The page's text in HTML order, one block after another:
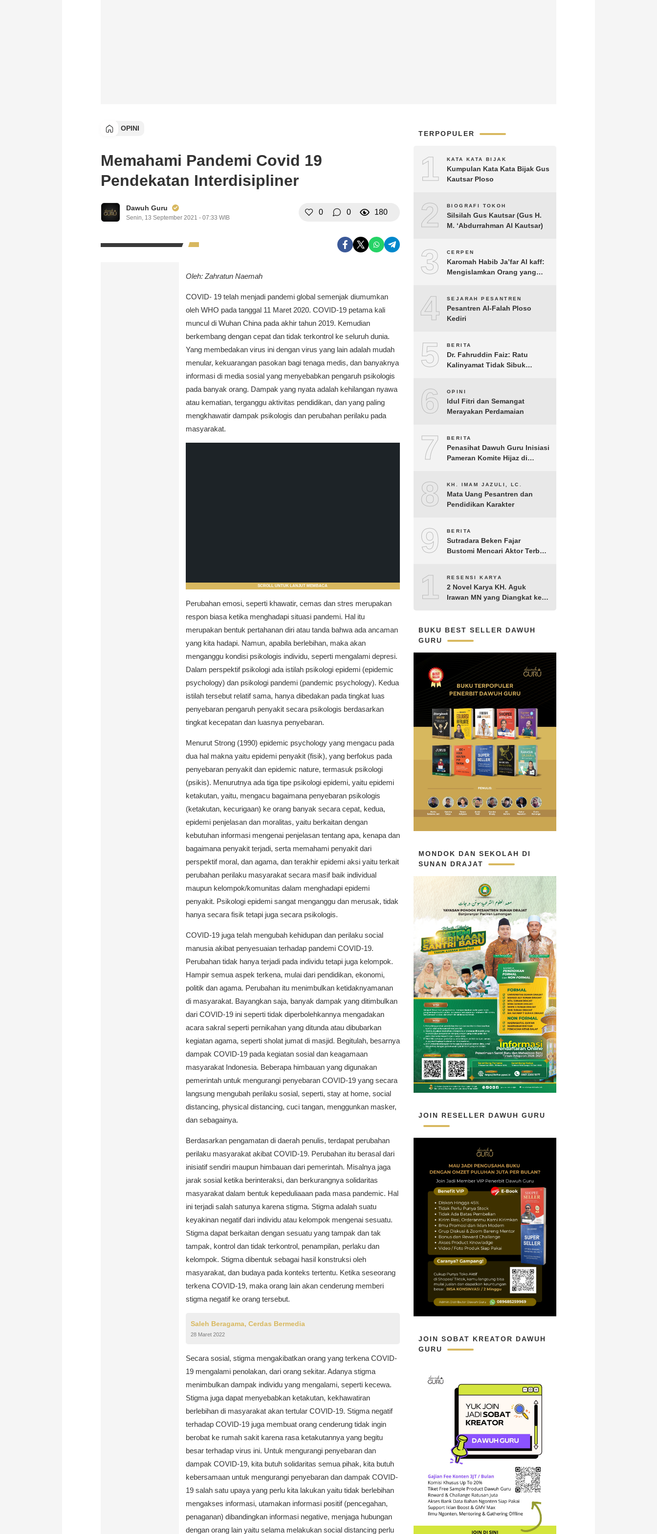
OPINI
Memahami Pandemi Covid 19
Pendekatan Interdisipliner
Dawuh Guru
Senin, 13 September 2021 - 07:33 WIB
0 0 180
Oleh: Zahratun Naemah
COVID- 19 telah menjadi pandemi global semenjak diumumkan
oleh WHO pada tanggal 11 Maret 2020. COVID-19 petama kali
muncul di Wuhan China pada akhir tahun 2019. Kemudian
berkembang dengan cepat dan tidak terkontrol ke seluruh dunia.
Yang membedakan virus ini dengan virus yang lain adalah mudah
menular, kekuarangan pasokan bagi tenaga medis, dan banyaknya
informasi di media sosial yang menyebabkan pengaruh psikologis
pada banyak orang. Dampak yang nyata adalah kehilangan nyawa
atau kematian, terganggu aktivitas pendidikan, dan yang paling
mengkhawatir dampak psikologis dan perubahan perilaku pada
masyarakat.
SCROLL UNTUK LANJUT MEMBACA
Perubahan emosi, seperti khawatir, cemas dan stres merupakan
respon biasa ketika menghadapi situasi pandemi. Hal itu
merupakan bentuk pertahanan diri atau tanda bahwa ada ancaman
yang kita hadapi. Namun, apabila berlebihan, maka akan
menganggu kondisi psikologis individu, seperti mengalami depresi.
Dalam perspektif psikologi ada istilah psikologi epidemi (epidemic
psychology) dan psikologi pandemi (pandemic psychology). Kedua
istilah tersebut relatif sama, hanya dibedakan pada tingkat luas
penyebaran pengaruh penyakit secara psikologis berdasarkan
tingkat kecepatan dan luasnya penyebaran.
Menurut Strong (1990) epidemic psychology yang mengacu pada
dua hal makna yaitu epidemi penyakit (fisik), yang berfokus pada
penyebaran penyakit dan epidemic nature, termasuk psikologi
(psikis). Menurutnya ada tiga tipe psikologi epidemi, yaitu epidemi
ketakutan, yaitu, mengacu bagaimana penyebaran psikologis
(ketakutan, kecurigaan) ke orang banyak secara cepat, kedua,
epidemi penjelasan dan moralitas, yaitu berkaitan dengan
kebutuhan informasi mengenai penjelasan tentang apa, kenapa dan
bagaimana penyakit terjadi, serta memahami penyakit dari
perspektif moral, dan agama, dan terakhir epidemi aksi yaitu terkait
perubahan perilaku masyarakat secara masif baik individual
maupun kelompok/komunitas dalam menghadapi epidemi
penyakit. Psikologi epidemi sangat menganggu dan merusak, tidak
hanya secara fisik tetapi juga secara psikologis.
COVID-19 juga telah mengubah kehidupan dan perilaku social
manusia akibat penyesuaian terhadap pandemi COVID-19.
Perubahan tidak hanya terjadi pada individu tetapi juga kelompok.
Hampir semua aspek terkena, mulai dari pendidikan, ekonomi,
politik dan agama. Perubahan itu menimbulkan ketidaknyamanan
di masyarakat. Bayangkan saja, banyak dampak yang ditimbulkan
dari COVID-19 ini seperti tidak diperbolehkannya mengadakan
acara sakral seperti pernikahan yang ditunda atau dibubarkan
kegiatan agama, seperti sholat jumat di masjid. Begitulah, besarnya
dampak COVID-19 pada kegiatan sosial dan keagamaan
masyarakat Indonesia. Beberapa himbauan yang digunakan
pemerintah untuk mengurangi penyebaran COVID-19 yang secara
langsung mengubah perilaku sosial, seperti, stay at home, social
distancing, physical distancing, cuci tangan, menggunkan masker,
dan sebagainya.
Berdasarkan pengamatan di daerah penulis, terdapat perubahan
perilaku masyarakat akibat COVID-19. Perubahan itu berasal dari
inisiatif sendiri maupun himbauan dari pemerintah. Misalnya jaga
jarak sosial ketika berinteraksi, dan berkurangnya solidaritas
masyarakat dalam bentuk kepeduliaaan pada masa pandemic. Hal
ini terjadi salah satunya karena stigma. Stigma adalah suatu
keyakinan negatif dari individu atau kelompok mengenai sesuatu.
Stigma dapat berkaitan dengan sesuatu yang tampak dan tak
tampak, kontrol dan tidak terkontrol, penampilan, perlaku dan
kelompok. Stigma dibentuk sebagai hasil konstruksi oleh
masyarakat, dan budaya pada konteks tertentu. Ketika seseorang
terkena COVID-19, maka orang lain akan cenderung memberi
stigma negatif ke orang tersebut.
Saleh Beragama, Cerdas Bermedia
28 Maret 2022
Secara sosial, stigma mengakibatkan orang yang terkena COVID-
19 mengalami penolakan, dari orang sekitar. Adanya stigma
menimbulkan dampak individu yang mengalami, seperti kecewa.
Stigma juga dapat menyebabkan ketakutan, kekhawatiran
berlebihan di masyarakat akan tertular COVID-19. Stigma negatif
terhadap COVID-19 juga membuat orang cenderung tidak ingin
berobat ke rumah sakit karena rasa ketakutannya yang begitu
besar terhadap virus ini. Untuk mengurangi penyebaran dan
dampak COVID-19, kita butuh solidaritas semua pihak, kita butuh
kebersamaan untuk mengurangi penyebaran dan dampak COVID-
19 salah satu upaya yang perlu kita lakukan yaitu tidak berlebihan
mengakses informasi, utamakan informasi positif (pencegahan,
penaganan) dibandingkan informasi negative, menjaga hubungan
dengan orang lain yaitu selama melakukan social distancing perlu
TERPOPULER
1 KATA KATA BIJAK
Kumpulan Kata Kata Bijak Gus
Kautsar Ploso
2 BIOGRAFI TOKOH
Silsilah Gus Kautsar (Gus H.
M. ‘Abdurrahman Al Kautsar)
3 CERPEN
Karomah Habib Ja’far Al kaff:
Mengislamkan Orang yang
4 SEJARAH PESANTREN
Pesantren Al-Falah Ploso
Kediri
5 BERITA
Dr. Fahruddin Faiz: Ratu
Kalinyamat Tidak Sibuk
Perekonomian Rakyatnya
6 OPINI
Idul Fitri dan Semangat
Merayakan Perdamaian
7 BERITA
Penasihat Dawuh Guru Inisiasi
Pameran Komite Hijaz di
8 KH. IMAM JAZULI, LC.
Mata Uang Pesantren dan
Pendidikan Karakter
9 BERITA
Sutradara Beken Fajar
Bustomi Mencari Aktor Terbaik
KH. Hasyim Asy’ari karya KH.
Aguk Irawan MN
10RESENSI KARYA
2 Novel Karya KH. Aguk
Irawan MN yang Diangkat ke
BUKU BEST SELLER DAWUH
GURU
MONDOK DAN SEKOLAH DI
SUNAN DRAJAT
JOIN RESELLER DAWUH GURU
JOIN SOBAT KREATOR DAWUH
GURU